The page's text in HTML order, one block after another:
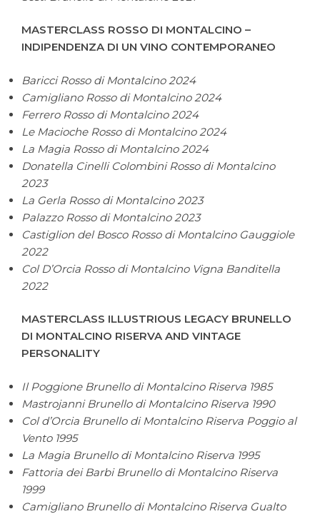
MASTERCLASS ROSSO DI MONTALCINO –
INDIPENDENZA DI UN VINO CONTEMPORANEO
Baricci Rosso di Montalcino 2024
Camigliano Rosso di Montalcino 2024
Ferrero Rosso di Montalcino 2024
Le Macioche Rosso di Montalcino 2024
La Magia Rosso di Montalcino 2024
Donatella Cinelli Colombini Rosso di Montalcino
2023
La Gerla Rosso di Montalcino 2023
Palazzo Rosso di Montalcino 2023
Castiglion del Bosco Rosso di Montalcino Gauggiole
2022
Col D’Orcia Rosso di Montalcino Vigna Banditella
2022
MASTERCLASS ILLUSTRIOUS LEGACY BRUNELLO
DI MONTALCINO RISERVA AND VINTAGE
PERSONALITY
Il Poggione Brunello di Montalcino Riserva 1985
Mastrojanni Brunello di Montalcino Riserva 1990
Col d’Orcia Brunello di Montalcino Riserva Poggio al
Vento 1995
La Magia Brunello di Montalcino Riserva 1995
Fattoria dei Barbi Brunello di Montalcino Riserva
1999
Camigliano Brunello di Montalcino Riserva Gualto